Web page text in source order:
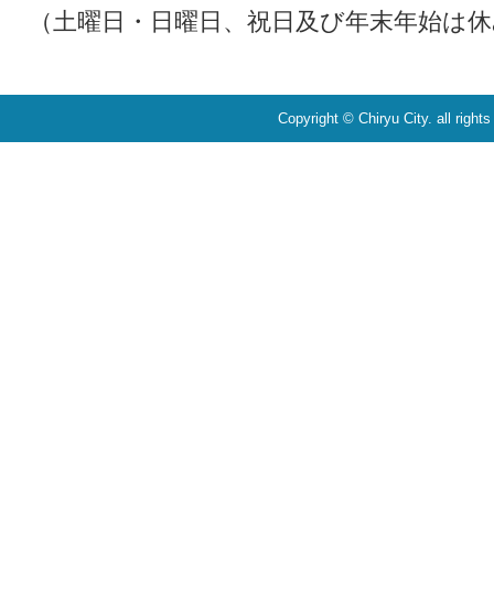
（土曜日・日曜日、祝日及び年末年始は
Copyright © Chiryu City. all rights